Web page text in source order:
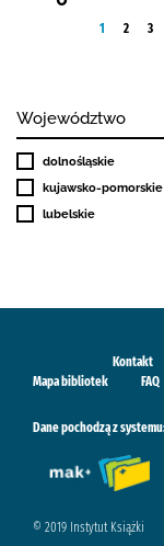
1 2 3
Województwo
dolnośląskie
kujawsko-pomorskie
lubelskie
Kontakt
Mapa bibliotek
FAQ
Dane pochodzą z
© 2019 Instytut Książki